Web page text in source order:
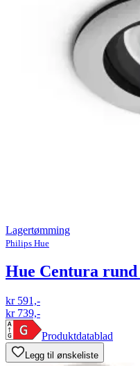
Lagertømming
Philips Hue
Hue Centura
kr 591,-
kr 739,-
Produktdatablad
Legg til ønskeliste